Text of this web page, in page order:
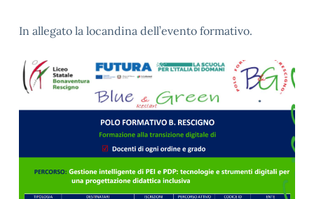
In allegato la locandina dell’evento formativo.